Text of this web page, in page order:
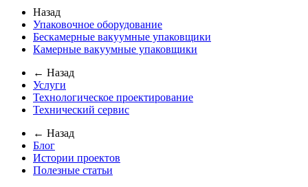
Назад
Упаковочное оборудование
Бескамерные вакуумные упаковщики
Камерные вакуумные упаковщики
← Назад
Услуги
Технологическое проектирование
Технический сервис
← Назад
Блог
Истории проектов
Полезные статьи